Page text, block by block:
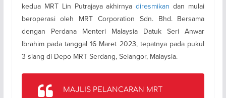
kedua MRT Lin Putrajaya akhirnyadiresmikan dan mulai
beroperasi oleh MRT Corporation Sdn. Bhd. Bersama
dengan Perdana Menteri Malaysia Datuk Seri Anwar
Ibrahim pada tanggal 16 Maret 2023, tepatnya pada pukul
3 siang di Depo MRT Serdang, Selangor, Malaysia.
MAJLIS PELANCARAN MRT